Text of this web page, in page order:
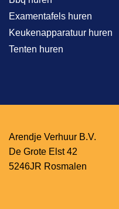
Examentafels huren
Keukenapparatuur huren
Tenten huren
Arendje Verhuur B.V.
De Grote Elst 42
5246JR Rosmalen